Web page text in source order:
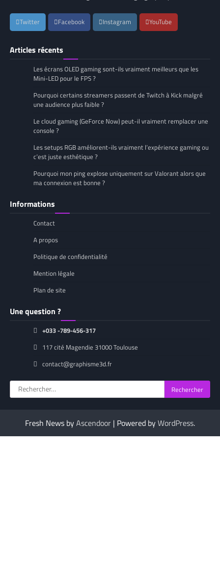
Twitter Facebook Instagram YouTube
Articles récents
Les écrans OLED gaming sont-ils vraiment meilleurs que les
Mini-LED pour le FPS ?
Pourquoi certains streamers passent de Twitch à Kick malgré
une audience plus faible ?
Le cloud gaming (GeForce Now) peut-il vraiment remplacer une
console ?
Les setups RGB améliorent-ils vraiment l’expérience gaming ou
c’est juste esthétique ?
Pourquoi mon ping explose uniquement sur Valorant alors que
ma connexion est bonne ?
Informations
Contact
A propos
Politique de confidentialité
Mention légale
Plan de site
Une question ?
+033 -789-456-317
117 cité Magendie 31000 Toulouse
contact@graphisme3d.fr
Rechercher :
Fresh News byAscendoor | Powered byWordPress.